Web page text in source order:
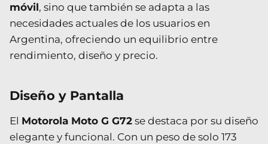
móvil, sino que también se adapta a las
necesidades actuales de los usuarios en
Argentina, ofreciendo un equilibrio entre
rendimiento, diseño y precio.
Diseño y Pantalla
El Motorola Moto G G72 se destaca por su diseño
elegante y funcional. Con un peso de solo 173